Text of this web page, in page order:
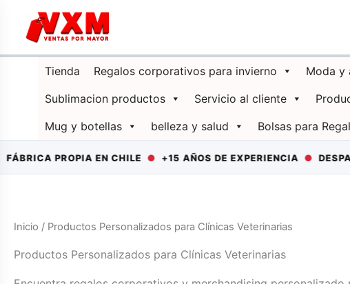
contenido
Tienda Regalos corporativos para invierno Moda y
Sublimacion productos
Servicio al cliente
Mug y botellas
belleza y salud Bolsas para
PROPIA EN CHILE●+15 AÑOS DE EXPERIENCIA●
Inicio / Productos Personalizados para Clínicas Veterinarias
Productos Personalizados para Clínicas Veterinarias